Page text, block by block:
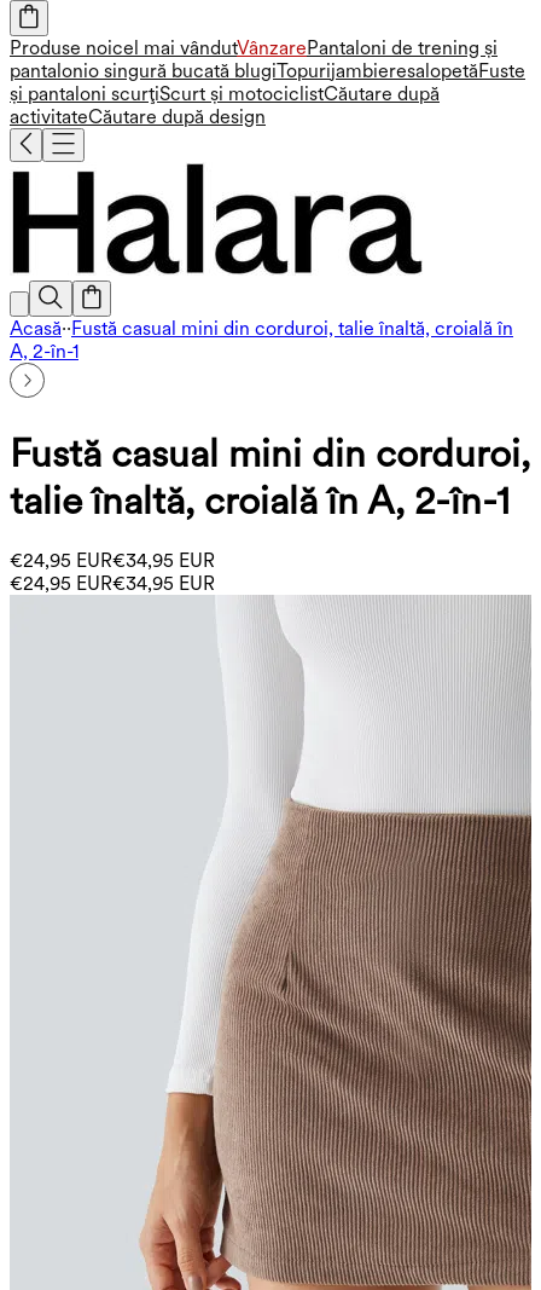
Produse noicel mai vândutVânzare Pantaloni de trening și
pantalonio singură bucată blugiTopurijambieresalopetă Fuste
și pantaloni scurțiScurt și motociclistCăutare după
activitateCăutare după design
Acasă··Fustă casual mini din corduroi, talie înaltă, croială în
A, 2-în-1
Fustă casual mini din corduroi,
talie înaltă, croială în A, 2-în-1
€24,95 EUR€34,95 EUR
€24,95 EUR€34,95 EUR